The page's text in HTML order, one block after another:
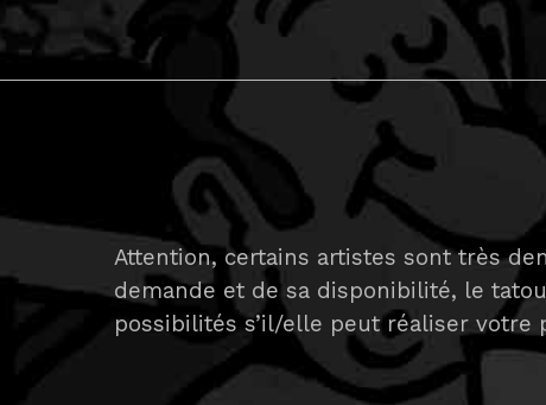
Attention, certains artistes sont très
demande et de sa disponibilité, le
possibilités s’il/elle peut réaliser votre